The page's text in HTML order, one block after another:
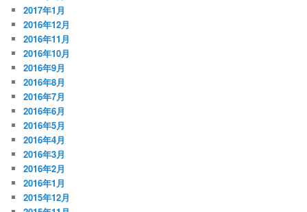
2017年1月
2016年12月
2016年11月
2016年10月
2016年9月
2016年8月
2016年7月
2016年6月
2016年5月
2016年4月
2016年3月
2016年2月
2016年1月
2015年12月